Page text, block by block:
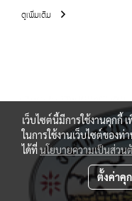
ดูเพิ่มเติม
เว็บไซต์นี้มีการใช้งานคุกกี้
ในการใช้งานเว็บไซต์ของ
ได้ที่นโยบายความเป็นส่วน
ตั้งค่าคุ